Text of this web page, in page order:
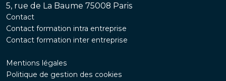
5, rue de La Baume 75008 Paris
Contact
Contact formation intra entreprise
Contact formation inter entreprise
Mentions légales
Politique de gestion des cookies